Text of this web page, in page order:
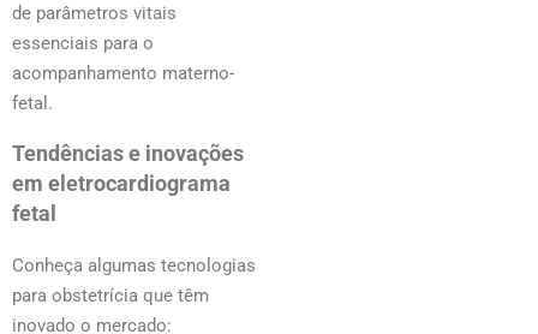
de parâmetros vitais
essenciais para o
acompanhamento materno-
fetal.
Tendências e inovações
em eletrocardiograma
fetal
Conheça algumas tecnologias
para obstetrícia que têm
inovado o mercado: